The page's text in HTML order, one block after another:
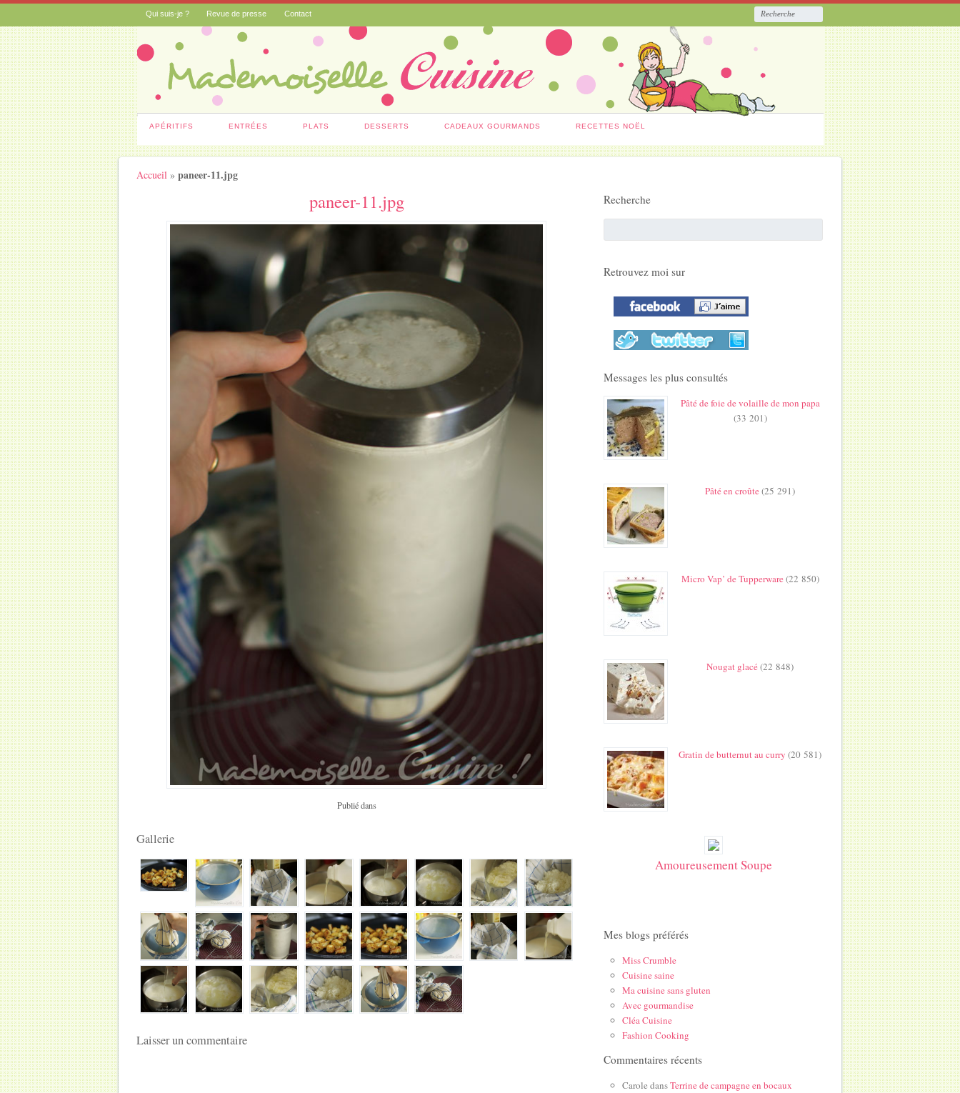
Qui suis-je ? Revue de presse Contact
APÉRITIFS ENTRÉES PLATS DESSERTS CADEAUX GOURMANDS RECETTES NOËL
Accueil »paneer-11.jpg
paneer-11.jpg
Publié dans
Gallerie
Laisser un commentaire
Recherche
Retrouvez moi sur
Messages les plus consultés
Pâté de foie de volaille de mon papa
(33 201)
Pâté en croûte(25 291)
Micro Vap’ de Tupperware(22 850)
Nougat glacé(22 848)
Gratin de butternut au curry (20 581)
Amoureusement Soupe
Mes blogs préférés
Miss Crumble
Cuisine saine
Ma cuisine sans gluten
Avec gourmandise
Cléa Cuisine
Fashion Cooking
Commentaires récents
Carole dansTerrine de campagne en bocaux